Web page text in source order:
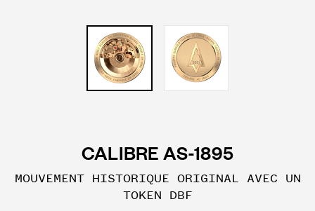
CALIBRE AS-1895
MOUVEMENT HISTORIQUE ORIGINAL AVEC UN
TOKEN DBF